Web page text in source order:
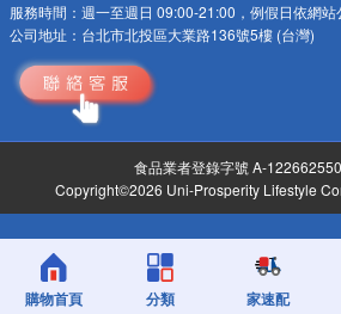
服務時間： 週一至週日 09:00-21:00，例假日依網站
公司地址： 台北市北投區大業路136號5樓 (台灣)
食品業者登錄字號 A-
Copyright©2026 Uni-Prosperity Lifestyle
購物首頁 分類 家速配